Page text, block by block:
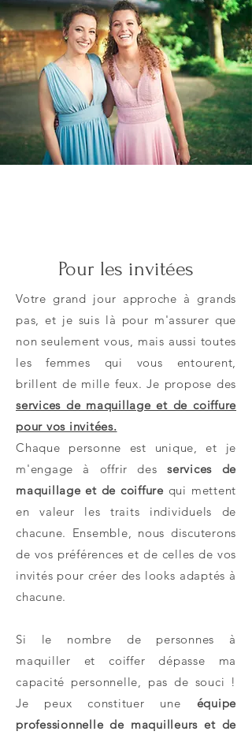
Pour les invitées
Votre grand jour approche à grands
pas, et je suis là pour m'assurer que
non seulement vous, mais aussi toutes
les femmes qui vous entourent,
brillent de mille feux. Je propose des
services de maquillage et de coiffure
pour vos invitées.
Chaque personne est unique, et je
m'engage à offrir desservices de
maquillage et de coiffurequi mettent
en valeur les traits individuels de
chacune. Ensemble, nous discuterons
de vos préférences et de celles de vos
invités pour créer des looks adaptés à
chacune.
Si le nombre de personnes à
maquiller et coiffer dépasse ma
capacité personnelle, pas de souci !
Je peux constituer une équipe
professionnelle de maquilleurs et de